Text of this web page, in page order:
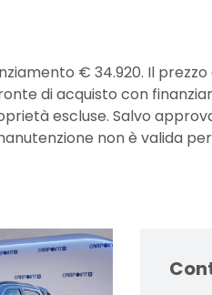
€ 34.920. Il
di acquisto con
escluse. Salvo
non è valida